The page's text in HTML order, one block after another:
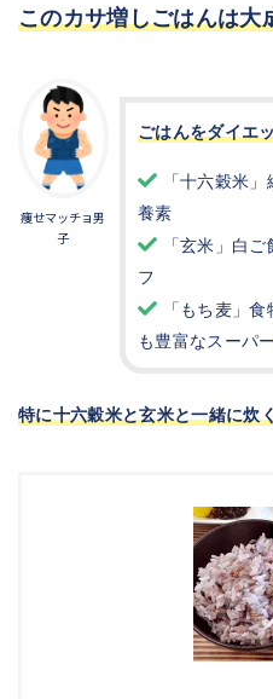
このカサ増しごはんは大
痩せマッチョ男
子
ごはんをダイエ
「十六穀米
養素
「玄米」白
フ
「もち麦」
も豊富なスーパ
特に十六穀米と玄米と一緒に炊